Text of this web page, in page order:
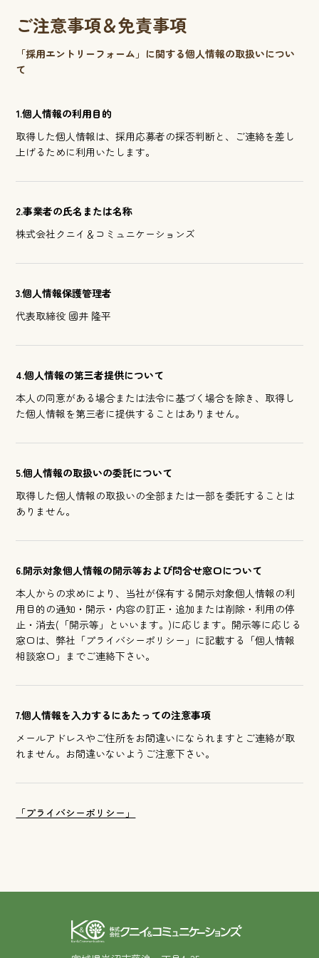
ご注意事項＆免責事項
「採用エントリーフォーム」に関する個人情報の取扱いについ
て
1.個人情報の利用目的
取得した個人情報は、採用応募者の採否判断と、ご連絡を差し
上げるために利用いたします。
2.事業者の氏名または名称
株式会社クニイ＆コミュニケーションズ
3.個人情報保護管理者
代表取締役 國井 隆平
4.個人情報の第三者提供について
本人の同意がある場合または法令に基づく場合を除き、取得し
た個人情報を第三者に提供することはありません。
5.個人情報の取扱いの委託について
取得した個人情報の取扱いの全部または一部を委託することは
ありません。
6.開示対象個人情報の開示等および問合せ窓口について
本人からの求めにより、当社が保有する開示対象個人情報の利
用目的の通知・開示・内容の訂正・追加または削除・利用の停
止・消去(「開示等」といいます。)に応じます。開示等に応じる
窓口は、弊社「プライバシーポリシー」に記載する「個人情報
相談窓口」までご連絡下さい。
7.個人情報を入力するにあたっての注意事項
メールアドレスやご住所をお間違いになられますとご連絡が取
れません。お間違いないようご注意下さい。
「プライバシーポリシー」